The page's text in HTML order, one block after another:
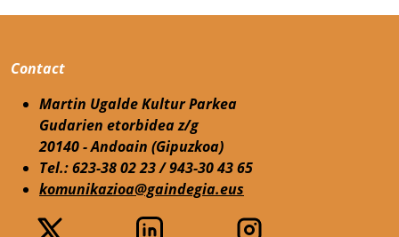
Contact
Martin Ugalde Kultur Parkea
Gudarien etorbidea z/g
20140 - Andoain (Gipuzkoa)
Tel.: 623-38 02 23 / 943-30 43 65
komunikazioa@gaindegia.eus